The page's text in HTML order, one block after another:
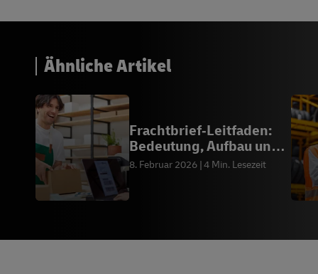
Ähnliche Artikel
Frachtbrief‑Leitfaden:
Bedeutung, Aufbau und
Erstellung
8. Februar 2026 4 Min. Lesezeit